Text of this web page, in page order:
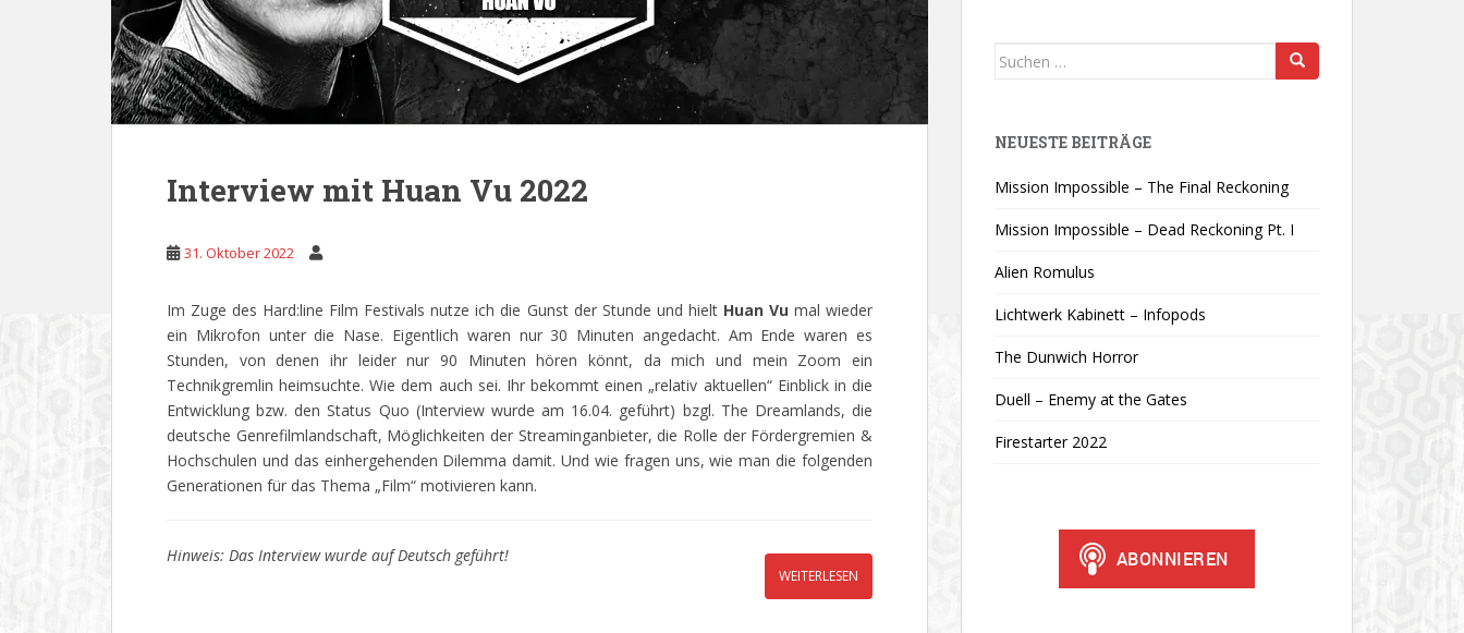
Interview mit Huan Vu 2022
31. Oktober 2022
Im Zuge des Hard:line Film Festivals nutze ich die Gunst der Stunde und hielt Huan Vumal wieder
ein Mikrofon unter die Nase. Eigentlich waren nur 30 Minuten angedacht. Am Ende waren es
Stunden, von denen ihr leider nur 90 Minuten hören könnt, da mich und mein Zoom ein
Technikgremlin heimsuchte. Wie dem auch sei. Ihr bekommt einen „relativ aktuellen“ Einblick in die
Entwicklung bzw. den Status Quo (Interview wurde am 16.04. geführt) bzgl. The Dreamlands, die
deutsche Genrefilmlandschaft, Möglichkeiten der Streaminganbieter, die Rolle der Fördergremien &
Hochschulen und das einhergehenden Dilemma damit. Und wie fragen uns, wie man die folgenden
Generationen für das Thema „Film“ motivieren kann.
Hinweis: Das Interview wurde auf Deutsch geführt!
WEITERLESEN
Suchen
NEUESTE BEITRÄGE
Mission Impossible – The Final Reckoning
Mission Impossible – Dead Reckoning Pt. I
Alien Romulus
Lichtwerk Kabinett – Infopods
The Dunwich Horror
Duell – Enemy at the Gates
Firestarter 2022